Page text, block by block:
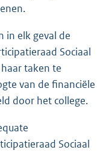
in elk geval de
Sociaal
taken te
van de financiële
door het college.
Sociaal